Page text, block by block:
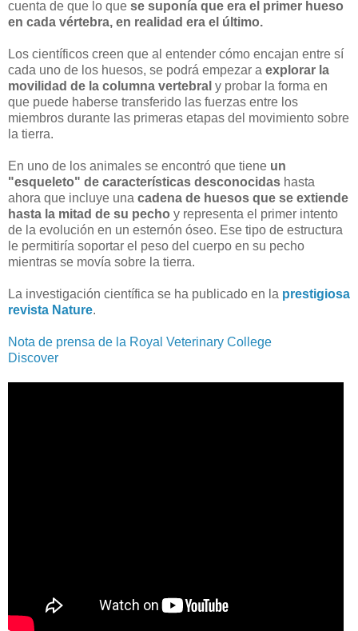
cuenta de que lo que se suponía que era el primer hueso
en cada vértebra, en realidad era el último.
Los científicos creen que al entender cómo encajan entre sí
cada uno de los huesos, se podrá empezar a explorar la
movilidad de la columna vertebral y probar la forma en
que puede haberse transferido las fuerzas entre los
miembros durante las primeras etapas del movimiento sobre
la tierra.
En uno de los animales se encontró que tiene un
"esqueleto" de características desconocidas hasta
ahora que incluye una cadena de huesos que se extiende
hasta la mitad de su pecho y representa el primer intento
de la evolución en un esternón óseo. Ese tipo de estructura
le permitiría soportar el peso del cuerpo en su pecho
mientras se movía sobre la tierra.
La investigación científica se ha publicado en la prestigiosa
revista Nature.
Nota de prensa de la Royal Veterinary College
Discover